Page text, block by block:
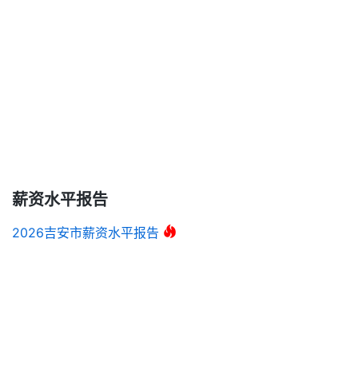
薪资水平报告
2026吉安市薪资水平报告